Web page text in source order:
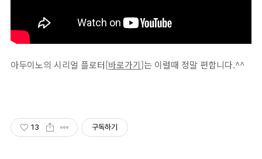
아두이노의 시리얼 플로터[바로가기]는 이럴때 정말 편합니다.^^
13 구독하기